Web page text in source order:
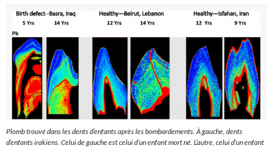
Plomb trouvé dans les dents d’enfants après les bombardements. À gauche, dents
d’enfants irakiens. Celui de gauche est celui d’un enfant mort né. L’autre, celui d’un enfant